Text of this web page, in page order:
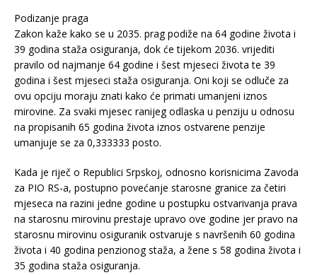
Podizanje praga
Zakon kaže kako se u 2035. prag podiže na 64 godine života i
39 godina staža osiguranja, dok će tijekom 2036. vrijediti
pravilo od najmanje 64 godine i šest mjeseci života te 39
godina i šest mjeseci staža osiguranja. Oni koji se odluče za
ovu opciju moraju znati kako će primati umanjeni iznos
mirovine. Za svaki mjesec ranijeg odlaska u penziju u odnosu
na propisanih 65 godina života iznos ostvarene penzije
umanjuje se za 0,333333 posto.
Kada je riječ o Republici Srpskoj, odnosno korisnicima Zavoda
za PIO RS-a, postupno povećanje starosne granice za četiri
mjeseca na razini jedne godine u postupku ostvarivanja prava
na starosnu mirovinu prestaje upravo ove godine jer pravo na
starosnu mirovinu osiguranik ostvaruje s navršenih 60 godina
života i 40 godina penzionog staža, a žene s 58 godina života i
35 godina staža osiguranja.